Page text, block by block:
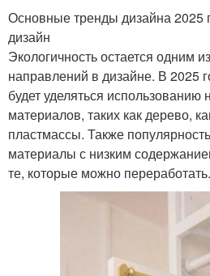
Основные тренды дизайна 2025
дизайн
Экологичность остается одним
направлений в дизайне. В 2025
будет уделяться использованию
материалов, таких как дерево,
пластмассы. Также
материалы с низким
те, которые можно переработать.